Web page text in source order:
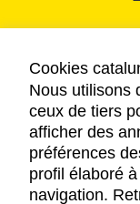
Cookies
Nous utilisons
ceux de tiers
afficher des
préférences
profil élaboré
navigation.